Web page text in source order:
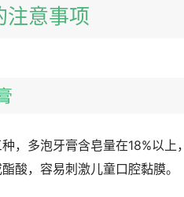
注意事项
，多泡牙膏含皂量在18%以
酸，容易刺激儿童口腔黏膜。